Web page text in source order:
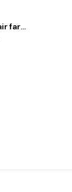
inDrive. Rides with fair fares